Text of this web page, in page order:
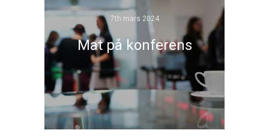
7th mars 2024
Mat på konferens